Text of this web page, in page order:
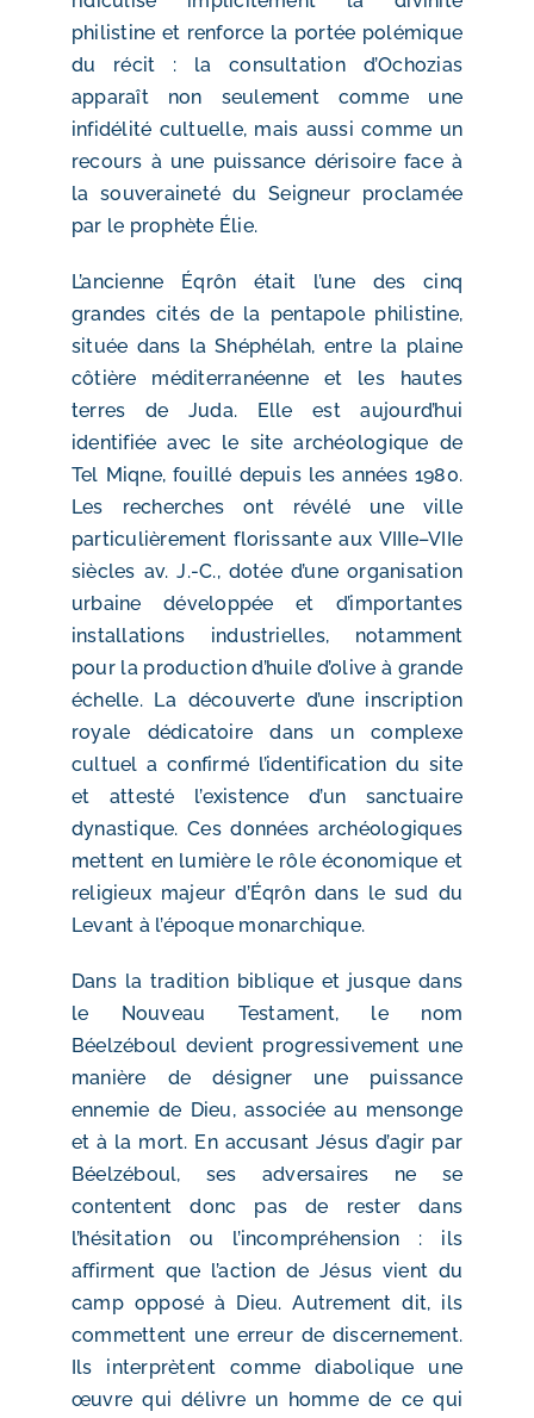
philistine et renforce la portée polémique
du récit : la consultation d’Ochozias
apparaît non seulement comme une
infidélité cultuelle, mais aussi comme un
recours à une puissance dérisoire face à
la souveraineté du Seigneur proclamée
par le prophète Élie.
L’ancienne Éqrôn était l’une des cinq
grandes cités de la pentapole philistine,
située dans la Shéphélah, entre la plaine
côtière méditerranéenne et les hautes
terres de Juda. Elle est aujourd’hui
identifiée avec le site archéologique de
Tel Miqne, fouillé depuis les années 1980.
Les recherches ont révélé une ville
particulièrement florissante aux VIIIe–VIIe
siècles av. J.-C., dotée d’une organisation
urbaine développée et d’importantes
installations industrielles, notamment
pour la production d’huile d’olive à grande
échelle. La découverte d’une inscription
royale dédicatoire dans un complexe
cultuel a confirmé l’identification du site
et attesté l’existence d’un sanctuaire
dynastique. Ces données archéologiques
mettent en lumière le rôle économique et
religieux majeur d’Éqrôn dans le sud du
Levant à l’époque monarchique.
Dans la tradition biblique et jusque dans
le Nouveau Testament, le nom
Béelzéboul devient progressivement une
manière de désigner une puissance
ennemie de Dieu, associée au mensonge
et à la mort. En accusant Jésus d’agir par
Béelzéboul, ses adversaires ne se
contentent donc pas de rester dans
l’hésitation ou l’incompréhension : ils
affirment que l’action de Jésus vient du
camp opposé à Dieu. Autrement dit, ils
commettent une erreur de discernement.
Ils interprètent comme diabolique une
œuvre qui délivre un homme de ce qui